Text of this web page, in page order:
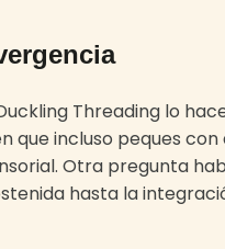
Threading lo
que incluso peques
Otra pregunta
hasta la